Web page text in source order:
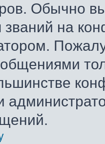
Обычно
на